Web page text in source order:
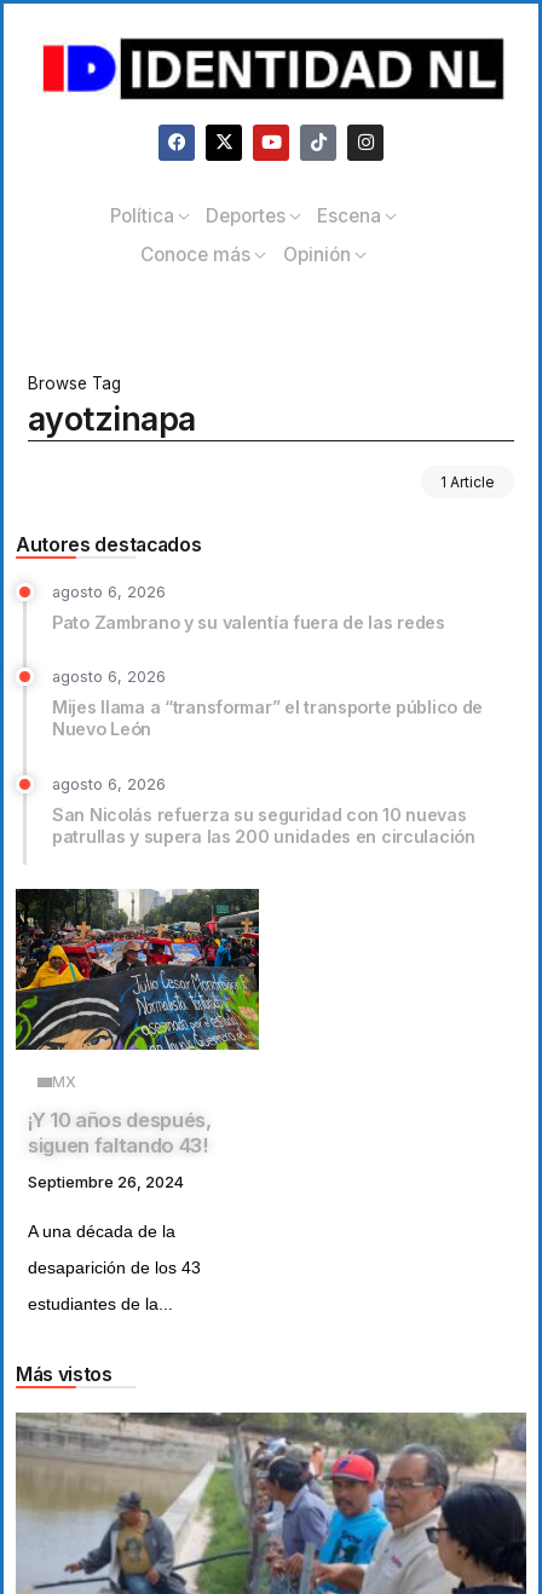
Política Deportes
Escena
Conoce más
Opinión
Browse Tag
ayotzinapa
1 Article
Autores destacados
agosto 6, 2026
Pato Zambrano y su valentía fuera de las redes
agosto 6, 2026
Mijes llama a “transformar” el transporte público de
Nuevo León
agosto 6, 2026
San Nicolás refuerza su seguridad con 10 nuevas
patrullas y supera las 200 unidades en circulación
MX
¡Y 10 años después,
siguen faltando 43!
Septiembre 26, 2024
A una década de la
desaparición de los 43
estudiantes de la...
Más vistos